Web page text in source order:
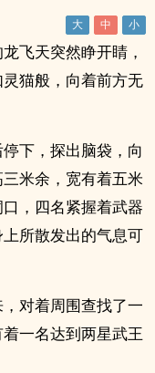
飞天突然睁开睛，
猫般，向着前方无
下，探出脑袋，向
米余，宽有着五米
，四名紧握着武器
所散发出的气息可
对着周围查找了一
一名达到两星武王